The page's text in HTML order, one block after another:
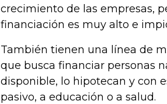
crecimiento de las empresas,
financiación es muy alto e
También tienen una línea de
que busca financiar personas
disponible, lo hipotecan y con
pasivo, a educación o a salud.